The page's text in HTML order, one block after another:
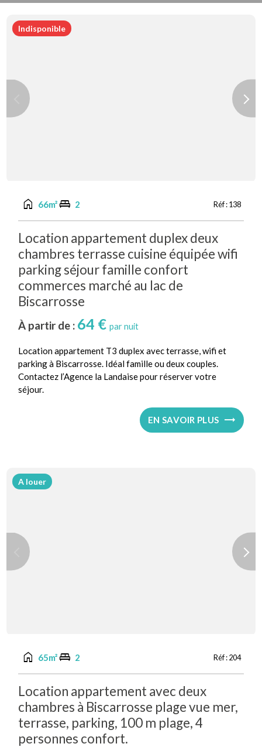
Previous Next
Indisponible
home 66m²king_bed 2 Réf :138
Location appartement duplex deux
chambres terrasse cuisine équipée wifi
parking séjour famille confort
commerces marché au lac de
Biscarrosse
À partir de : 64 €par nuit
Location appartement T3 duplex avec terrasse, wifi et
parking à Biscarrosse. Idéal famille ou deux couples.
Contactez l’Agence la Landaise pour réserver votre
séjour.
EN SAVOIR PLUS
Previous Next
A louer
home 65m²king_bed 2 Réf :204
Location appartement avec deux
chambres à Biscarrosse plage vue mer,
terrasse, parking, 100 m plage, 4
personnes confort.